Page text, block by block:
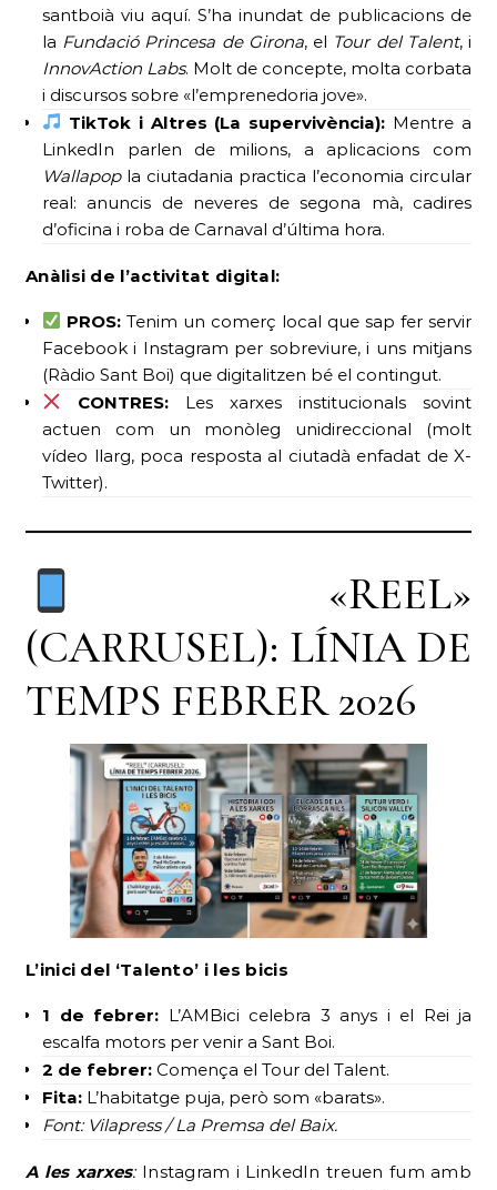
santboià viu aquí. S’ha inundat de publicacions de
la Fundació Princesa de Girona, el Tour del Talent, i
InnovAction Labs. Molt de concepte, molta corbata
i discursos sobre «l’emprenedoria jove».
TikTok i Altres (La supervivència): Mentre a
LinkedIn parlen de milions, a aplicacions com
Wallapopla ciutadania practica l’economia circular
real: anuncis de neveres de segona mà, cadires
d’oficina i roba de Carnaval d’última hora.
Anàlisi de l’activitat digital:
PROS: Tenim un comerç local que sap fer servir
Facebook i Instagram per sobreviure, i uns mitjans
(Ràdio Sant Boi) que digitalitzen bé el contingut.
CONTRES: Les xarxes institucionals sovint
actuen com un monòleg unidireccional (molt
vídeo llarg, poca resposta al ciutadà enfadat de X-
Twitter).
«REEL»
(CARRUSEL): LÍNIA DE
TEMPS FEBRER 2026
L’inici del ‘Talento’ i les bicis
1 de febrer: L’AMBici celebra 3 anys i el Rei ja
escalfa motors per venir a Sant Boi.
2 de febrer: Comença el Tour del Talent.
Fita: L’habitatge puja, però som «barats».
Font: Vilapress / La Premsa del Baix.
A les xarxes:Instagram i LinkedIn treuen fum amb